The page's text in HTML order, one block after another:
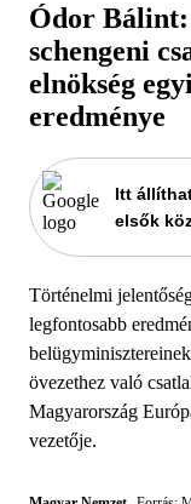
Ódor Bálint:
schengeni
elnökség
eredménye
Itt
elsők
Történelmi
legfontosabb
övezethez való
Magyarország
vezetője.